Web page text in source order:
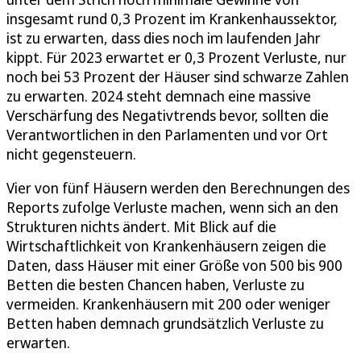
insgesamt rund 0,3 Prozent im Krankenhaussektor,
ist zu erwarten, dass dies noch im laufenden Jahr
kippt. Für 2023 erwartet er 0,3 Prozent Verluste, nur
noch bei 53 Prozent der Häuser sind schwarze Zahlen
zu erwarten. 2024 steht demnach eine massive
Verschärfung des Negativtrends bevor, sollten die
Verantwortlichen in den Parlamenten und vor Ort
nicht gegensteuern.
Vier von fünf Häusern werden den Berechnungen des
Reports zufolge Verluste machen, wenn sich an den
Strukturen nichts ändert. Mit Blick auf die
Wirtschaftlichkeit von Krankenhäusern zeigen die
Daten, dass Häuser mit einer Größe von 500 bis 900
Betten die besten Chancen haben, Verluste zu
vermeiden. Krankenhäusern mit 200 oder weniger
Betten haben demnach grundsätzlich Verluste zu
erwarten.